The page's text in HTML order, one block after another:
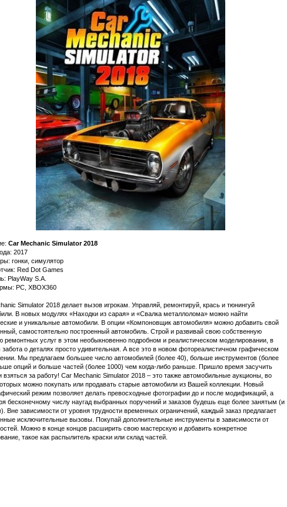
Car Mechanic Simulator 2018
2017
гонки, симулятор
Red Dot Games
PlayWay S.A.
PC, XBOX360
Simulator 2018 делает вызов игрокам. Управляй, ремонтируй, крась и тюнингуй
В новых модулях «Находки из сарая» и «Свалка металлолома» можно найти
и уникальные автомобили. В опции «Компоновщик автомобиля» можно добавить свой
самостоятельно построенный автомобиль. Строй и развивай свою собственную
ремонтных услуг в этом необыкновенно подробном и реалистическом моделировании, в
забота о деталях просто удивительная. А все это в новом фотореалистичном графическом
Мы предлагаем большее число автомобилей (более 40), больше инструментов (более
опций и больше частей (более 1000) чем когда-либо раньше. Пришло время засучить
взяться за работу! Car Mechanic Simulator 2018 – это также автомобильные аукционы, во
можно покупать или продавать старые автомобили из Вашей коллекции. Новый
режим позволяет делать превосходные фотографии до и после модификаций, а
бесконечному числу наугад выбранных поручений и заказов будешь еще более занятым (и
Вне зависимости от уровня трудности временных ограничений, каждый заказ предлагает
исключительные вызовы. Покупай дополнительные инструменты в зависимости от
Можно в конце концов расширить свою мастерскую и добавить конкретное
такое как распылитель краски или склад частей.